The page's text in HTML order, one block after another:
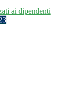
ai dipendenti